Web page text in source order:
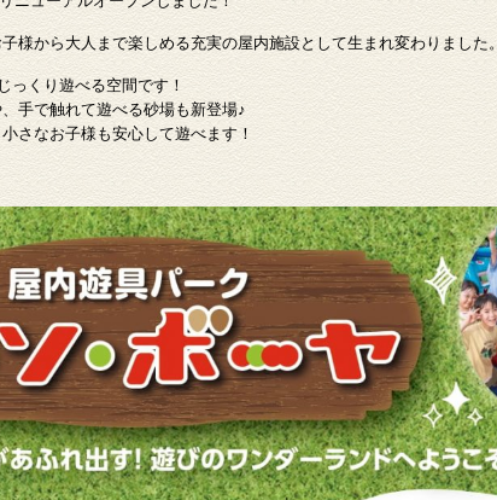
から大人まで楽しめる充実の屋内施設として生まれ変わりました。
っくり遊べる空間です！
手で触れて遊べる砂場も新登場♪
さなお子様も安心して遊べます！